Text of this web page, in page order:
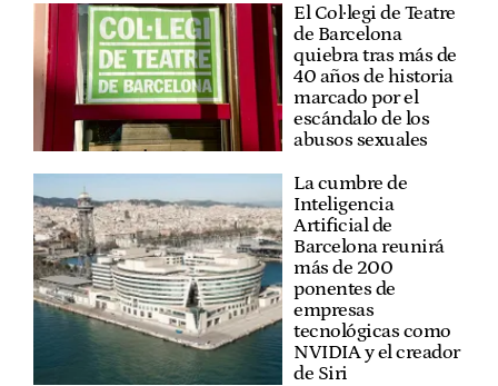
El Col·legi de Teatre
de Barcelona
quiebra tras más de
40 años de historia
marcado por el
escándalo de los
abusos sexuales
La cumbre de
Inteligencia
Artificial de
Barcelona reunirá
más de 200
ponentes de
empresas
tecnológicas como
NVIDIA y el creador
de Siri